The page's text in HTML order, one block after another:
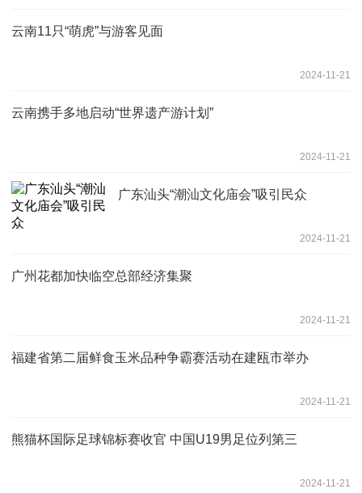
云南11只“萌虎”与游客见面
2024-11-21
云南携手多地启动“世界遗产游计划”
2024-11-21
广东汕头“潮汕文化庙会”吸引民众
2024-11-21
广州花都加快临空总部经济集聚
2024-11-21
福建省第二届鲜食玉米品种争霸赛活动在建瓯市举办
2024-11-21
熊猫杯国际足球锦标赛收官 中国U19男足位列第三
2024-11-21